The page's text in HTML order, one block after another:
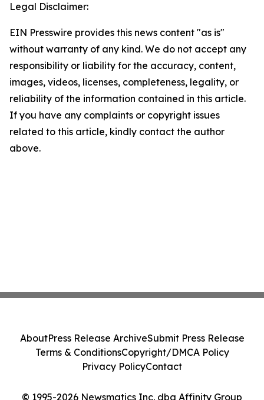
Legal Disclaimer:
EIN Presswire provides this news content "as is"
without warranty of any kind. We do not accept any
responsibility or liability for the accuracy, content,
images, videos, licenses, completeness, legality, or
reliability of the information contained in this article.
If you have any complaints or copyright issues
related to this article, kindly contact the author
above.
© 1995-2026 Newsmatics Inc. dba Affinity Group
AboutPress Release ArchiveSubmit Press Release
Terms & ConditionsCopyright/DMCA Policy
Privacy PolicyContact